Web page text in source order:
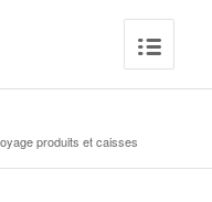
produits et caisses